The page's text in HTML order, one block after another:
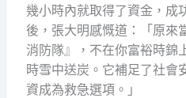
幾小時內就取得了資金，成
後，張大明感慨道：「原來
消防隊』，不在你富裕時錦
時雪中送炭。它補足了社會
資成為救急選項。」